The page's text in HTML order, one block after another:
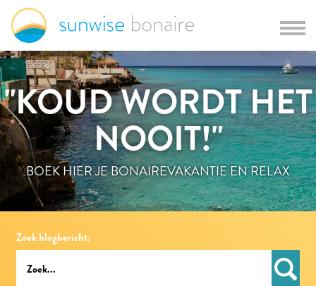
"KOUD WORDT HET
NOOIT!"
BOEK HIER JE BONAIREVAKANTIE EN RELAX
Zoek blogbericht: